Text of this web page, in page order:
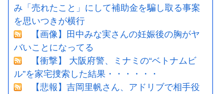
み「売れたこと」にして補助金を騙し取る事案
を思いつきが横行
【画像】田中みな実さんの妊娠後の胸がヤ
バいことになってる
【衝撃】 大阪府警、ミナミの“ベトナムビ
ル”を家宅捜索した結果・・・・・・
【悲報】吉岡里帆さん、アドリブで相手役